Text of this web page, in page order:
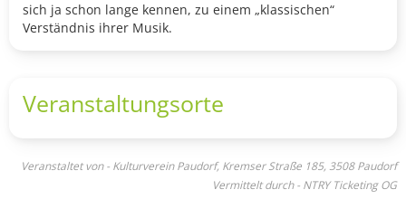
sich ja schon lange kennen, zu einem „klassischen“
Verständnis ihrer Musik.
Veranstaltungsorte
Veranstaltet von - Kulturverein Paudorf, Kremser Straße 185, 3508 Paudorf
Vermittelt durch - NTRY Ticketing OG